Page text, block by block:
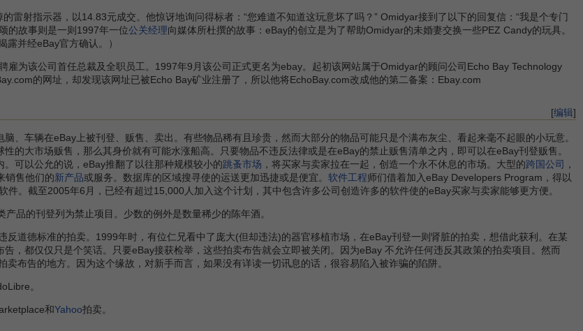
射指示器，以14.83元成交。他惊讶地询问得标者：“您难道不知道这玩意坏了吗？” Omidyar接到了以下的回复信：“我是个专门
的故事则是一则1997年一位公关经理向媒体所杜撰的故事：eBay的创立是为了帮助Omidyar的未婚妻交换一些PEZ Candy的玩具。
并经eBay官方确认。）
为该公司首任总裁及全职员工。1997年9月该公司正式更名为ebay。起初该网站属于Omidyar的顾问公司Echo Bay Technology
的网址，却发现该网址已被Echo Bay矿业注册了，所以他将EchoBay.com改成他的第二备案：Ebay.com
[编辑]
脑、车辆在eBay上被刊登、贩售、卖出。有些物品稀有且珍贵，然而大部分的物品可能只是个满布灰尘、看起来毫不起眼的小玩意。
的大市场贩售，那么其身价就有可能水涨船高。只要物品不违反法律或是在eBay的禁止贩售清单之内，即可以在eBay刊登贩售。
可以公允的说，eBay推翻了以往那种规模较小的跳蚤市场 ，将买家与卖家拉在一起，创造一个永不休息的市场。大型的跨国公司 ，
销售他们的新产品或服务。数据库的区域搜寻使的运送更加迅捷或是便宜。 软件工程师们借着加入eBay Developers Program，得以
件。截至2005年6月，已经有超过15,000人加入这个计划，其中包含许多公司创造许多的软件使的eBay买家与卖家能够更方便。
的刊登列为禁止项目。少数的例外是数量稀少的陈年酒。
道德标准的拍卖。1999年时，有位仁兄看中了庞大(但却违法)的器官移植市场，在eBay刊登一则肾脏的拍卖，想借此获利。在某
，都仅仅只是个笑话。只要eBay接获检举，这些拍卖布告就会立即被关闭。因为eBay 不允许任何违反其政策的拍卖项目。然而
布告的地方。因为这个缘故，对新手而言，如果没有详读一切讯息的话，很容易陷入被诈骗的陷阱。
。
和Yahoo拍卖。